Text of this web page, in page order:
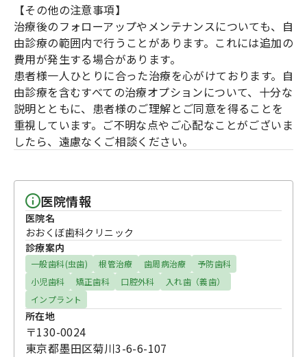
【その他の注意事項】
治療後のフォローアップやメンテナンスについても、自
由診療の範囲内で行うことがあります。これには追加の
費用が発生する場合があります。
患者様一人ひとりに合った治療を心がけております。自
由診療を含むすべての治療オプションについて、十分な
説明とともに、患者様のご理解とご同意を得ることを
重視しています。ご不明な点やご心配なことがございま
したら、遠慮なくご相談ください。
医院情報
医院名
おおくぼ歯科クリニック
診療案内
一般歯科(虫歯) 根管治療 歯周病治療
予防歯科
小児歯科
矯正歯科 口腔外科
入れ歯（義歯）
インプラント
所在地
〒130-0024
東京都墨田区菊川3-6-6-107